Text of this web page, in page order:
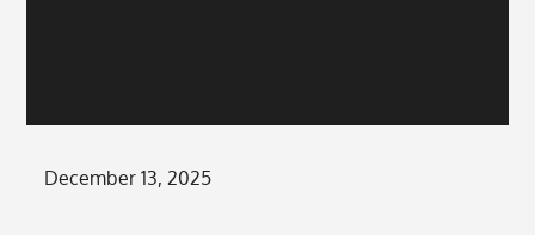
Posted
December 13, 2025